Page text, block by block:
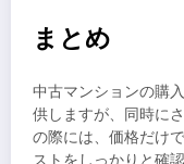
まとめ
中古マンションの購
供しますが、同時に
の際には、価格だけ